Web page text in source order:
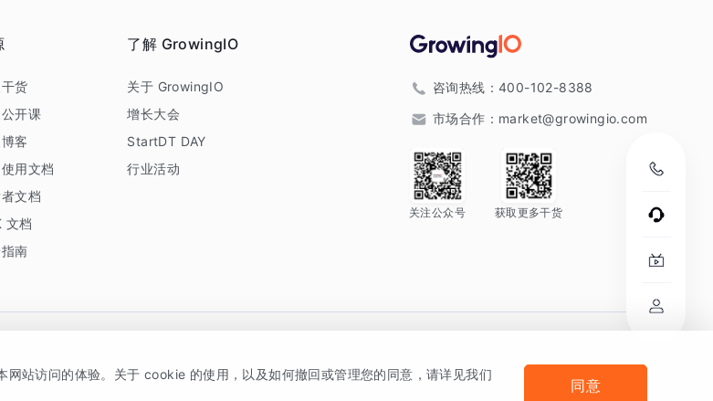
货
开课
客
用文档
文档
文档
南
了解 GrowingIO
关于 GrowingIO
增长大会
StartDT DAY
行业活动
咨询热线： 400-102-8388
市场合作： market@growingio.com
关注公众号 获取更多干货
法律声明及隐私条款
站访问的体验。关于 cookie 的使用，以及如何撤回或管理您的同意，请详见我们
同意